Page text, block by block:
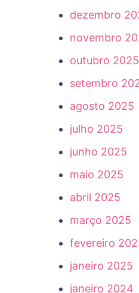
dezembro
novembro
outubro 2025
setembro
agosto 2025
julho 2025
junho 2025
maio 2025
abril 2025
março 2025
fevereiro
janeiro 2025
janeiro 2024